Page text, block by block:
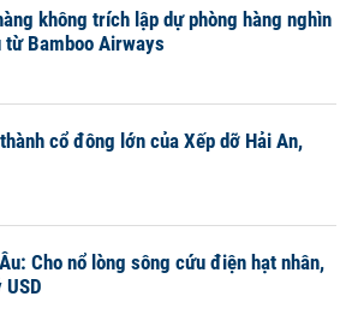
không trích lập dự phòng hàng nghìn
Bamboo Airways
cổ đông lớn của Xếp dỡ Hải An,
Cho nổ lòng sông cứu điện hạt nhân,